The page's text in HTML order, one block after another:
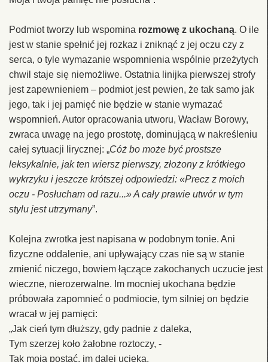
Podmiot tworzy lub wspomina rozmowę z ukochaną. O ile
jest w stanie spełnić jej rozkaz i zniknąć z jej oczu czy z
serca, o tyle wymazanie wspomnienia wspólnie przeżytych
chwil staje się niemożliwe. Ostatnia linijka pierwszej strofy
jest zapewnieniem – podmiot jest pewien, że tak samo jak
jego, tak i jej pamięć nie będzie w stanie wymazać
wspomnień. Autor opracowania utworu, Wacław Borowy,
zwraca uwagę na jego prostotę, dominującą w nakreśleniu
całej sytuacji lirycznej: „Cóż bo może być prostsze
leksykalnie, jak ten wiersz pierwszy, złożony z krótkiego
wykrzyku i jeszcze krótszej odpowiedzi: «Precz z moich
oczu - Posłucham od razu...» A cały prawie utwór w tym
stylu jest utrzymany”.
Kolejna zwrotka jest napisana w podobnym tonie. Ani
fizyczne oddalenie, ani upływający czas nie są w stanie
zmienić niczego, bowiem łączące zakochanych uczucie jest
wieczne, nierozerwalne. Im mocniej ukochana będzie
próbowała zapomnieć o podmiocie, tym silniej on będzie
wracał w jej pamięci:
„Jak cień tym dłuższy, gdy padnie z daleka,
Tym szerzej koło żałobne roztoczy, -
Tak moja postać, im dalej ucieka,